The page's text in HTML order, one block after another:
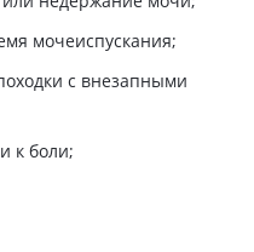
мочеиспускания;
с внезапными
к боли;